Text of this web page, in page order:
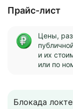
Прайс-лист
Цены,
и их
или по
Блокада